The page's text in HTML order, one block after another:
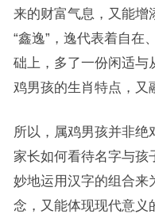
来的财富气息，又能增
“鑫逸”，逸代表着自在
础上，多了一份闲适与
鸡男孩的生肖特点，又
所以，属鸡男孩并非绝
家长如何看待名字与孩
妙地运用汉字的组合来
念，又能体现现代意义